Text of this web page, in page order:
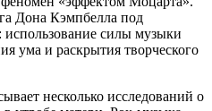
Дона Кэмпбелла под
силы музыки
ума и раскрытия творческого
несколько исследований о